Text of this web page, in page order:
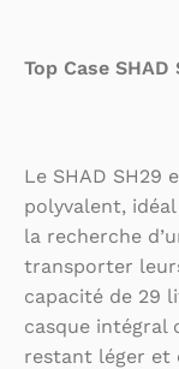
Top Case
Le SHAD SH29
polyvalent,
la recherche
transporter
capacité de 29
casque intégral
restant léger et